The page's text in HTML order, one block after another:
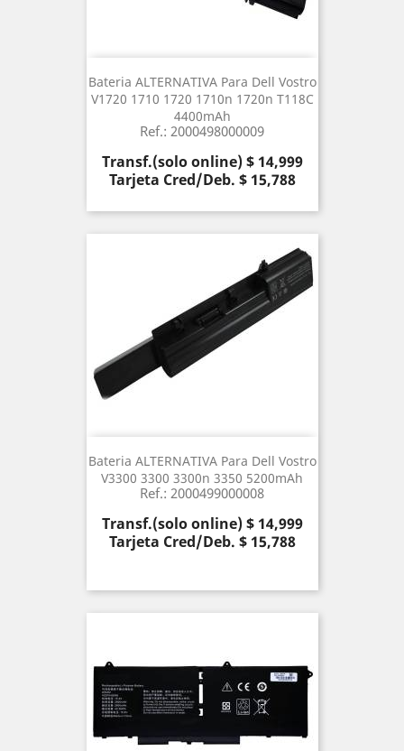
Bateria ALTERNATIVA Para Dell Vostro
V1720 1710 1720 1710n 1720n T118C
4400mAh
Ref.: 2000498000009
Precio
Transf.(solo online) $ 14,999
Tarjeta Cred/Deb. $ 15,788
Bateria ALTERNATIVA Para Dell Vostro
V3300 3300 3300n 3350 5200mAh
Ref.: 2000499000008
Precio
Transf.(solo online) $ 14,999
Tarjeta Cred/Deb. $ 15,788